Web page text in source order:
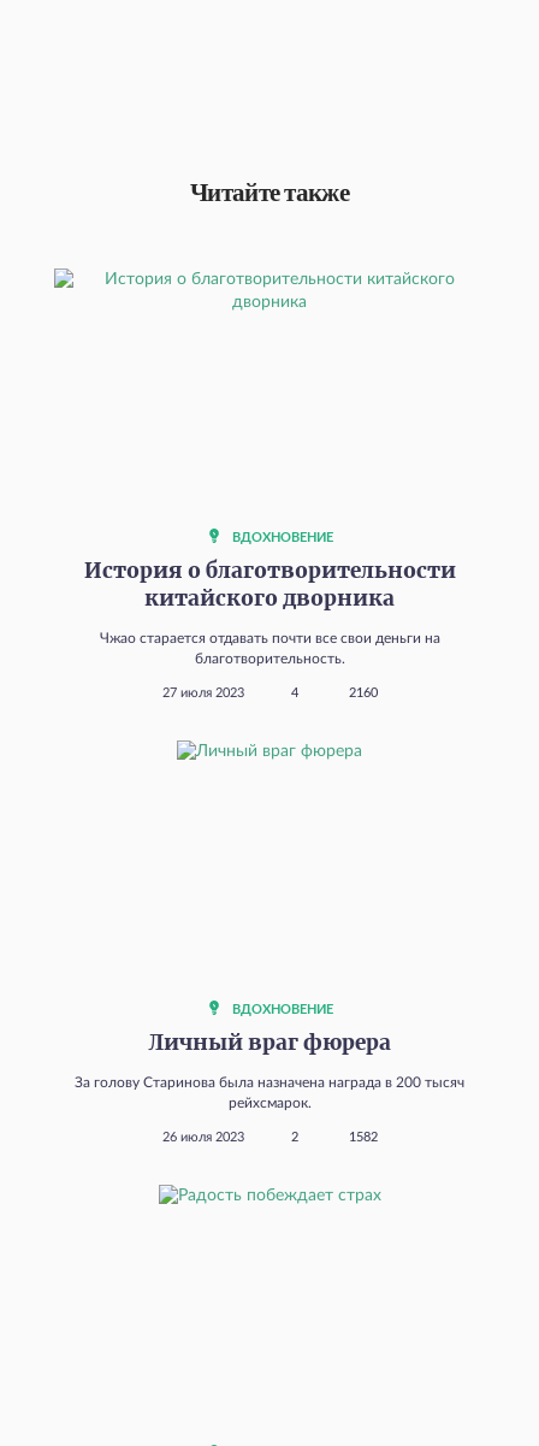
Читайте также
ВДОХНОВЕНИЕ
История о благотворительности
китайского дворника
Чжао старается отдавать почти все свои деньги на
благотворительность.
27 июля 2023 4 2160
ВДОХНОВЕНИЕ
Личный враг фюрера
За голову Старинова была назначена награда в 200 тысяч
рейхсмарок.
26 июля 2023 2 1582